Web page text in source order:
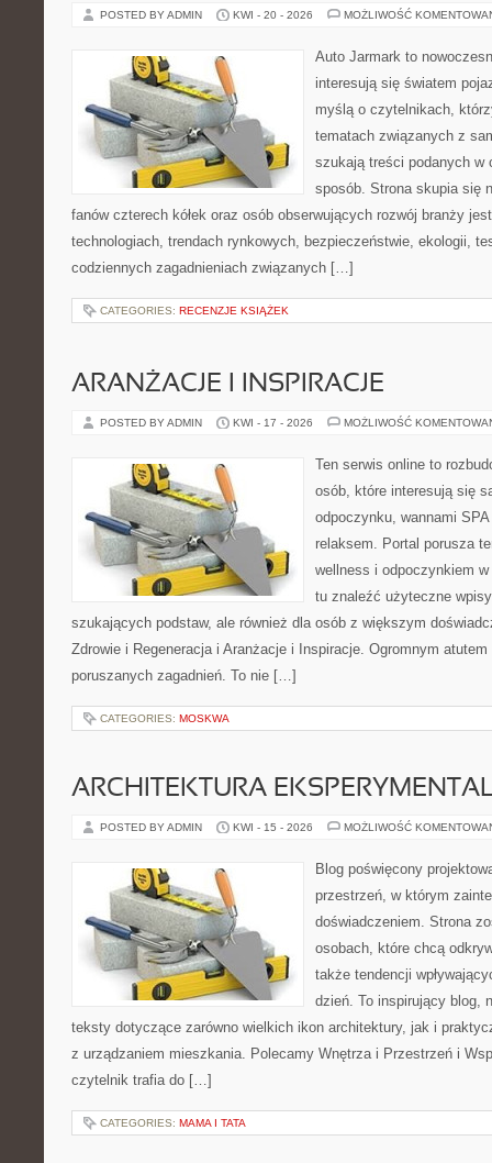
POSTED BY ADMIN KWI - 20 - 2026 MOŻLIWOŚĆ
Auto Jarmark to
interesują się światem
myślą o czytelnikach,
tematach związanych z
szukają treści podanych w
sposób. Strona skupia się
fanów czterech kółek oraz osób obserwujących rozwój branży
technologiach, trendach rynkowych, bezpieczeństwie, ekologii,
codziennych zagadnieniach związanych […]
CATEGORIES: RECENZJE KSIĄŻEK
ARANŻACJE I INSPIRACJE
POSTED BY ADMIN KWI - 17 - 2026 MOŻLIWOŚĆ
Ten serwis online to
osób, które interesują się
odpoczynku, wannami
relaksem. Portal porusza
wellness i odpoczynkiem
tu znaleźć użyteczne
szukających podstaw, ale również dla osób z większym
Zdrowie i Regeneracja i Aranżacje i Inspiracje. Ogromnym
poruszanych zagadnień. To nie […]
CATEGORIES: MOSKWA
ARCHITEKTURA
POSTED BY ADMIN KWI - 15 - 2026 MOŻLIWOŚĆ
Blog poświęcony
przestrzeń, w którym
doświadczeniem. Strona
osobach, które chcą
także tendencji
dzień. To inspirujący blog,
teksty dotyczące zarówno wielkich ikon architektury, jak i
z urządzaniem mieszkania. Polecamy Wnętrza i Przestrzeń i
czytelnik trafia do […]
CATEGORIES: MAMA I TATA